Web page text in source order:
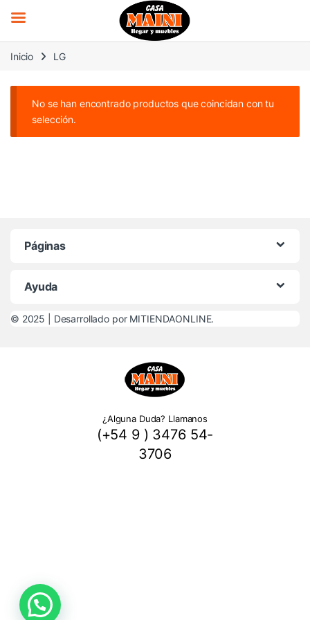
Inicio LG
No se han encontrado productos que coincidan con tu
selección.
Páginas
Ayuda
© 2025 | Desarrollado por MITIENDAONLINE.
¿Alguna Duda? Llamanos
(+54 9 ) 3476 54-
3706